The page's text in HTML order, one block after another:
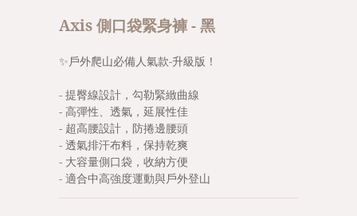
Axis 側口袋緊身褲 - 黑
✨戶外爬山必備人氣款-升級版！
- 提臀線設計，勾勒緊緻曲線
- 高彈性、透氣，延展性佳
- 超高腰設計，防捲邊腰頭
- 透氣排汗布料，保持乾爽
- 大容量側口袋，收納方便
- 適合中高強度運動與戶外登山